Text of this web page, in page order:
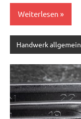
Weiterlesen
Handwerk allgemein